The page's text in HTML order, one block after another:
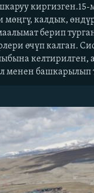
киргизген.15-
мөңгү, калдык,
берип
өчүп калган.
келтирилген,
менен башкарылып